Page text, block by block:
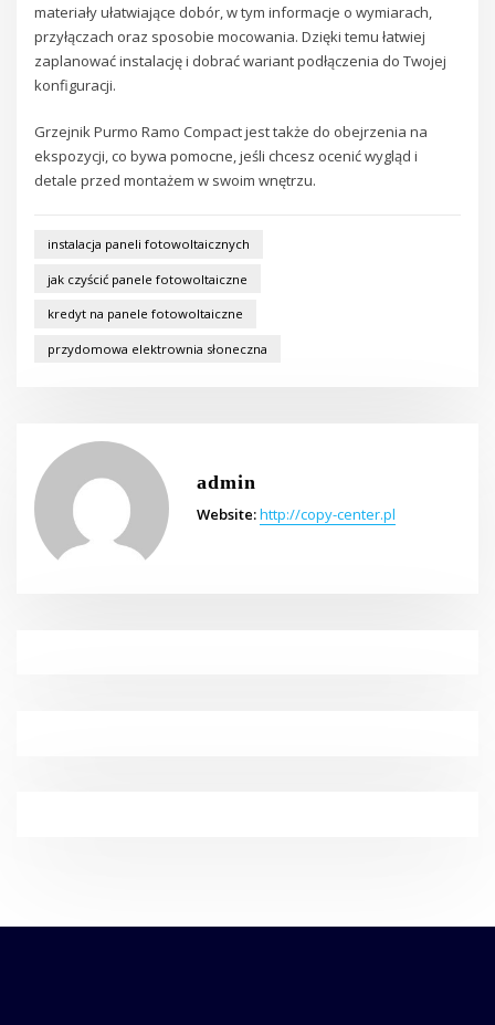
materiały ułatwiające dobór, w tym informacje o wymiarach,
przyłączach oraz sposobie mocowania. Dzięki temu łatwiej
zaplanować instalację i dobrać wariant podłączenia do Twojej
konfiguracji.
Grzejnik Purmo Ramo Compact jest także do obejrzenia na
ekspozycji, co bywa pomocne, jeśli chcesz ocenić wygląd i
detale przed montażem w swoim wnętrzu.
instalacja paneli fotowoltaicznych
jak czyścić panele fotowoltaiczne
kredyt na panele fotowoltaiczne
przydomowa elektrownia słoneczna
admin
Website:http://copy-center.pl